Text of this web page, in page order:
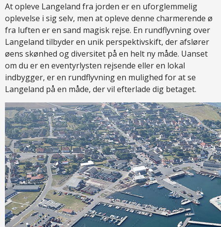
At opleve Langeland fra jorden er en uforglemmelig
oplevelse i sig selv, men at opleve denne charmerende ø
fra luften er en sand magisk rejse. En rundflyvning over
Langeland tilbyder en unik perspektivskift, der afslører
øens skønhed og diversitet på en helt ny måde. Uanset
om du er en eventyrlysten rejsende eller en lokal
indbygger, er en rundflyvning en mulighed for at se
Langeland på en måde, der vil efterlade dig betaget.